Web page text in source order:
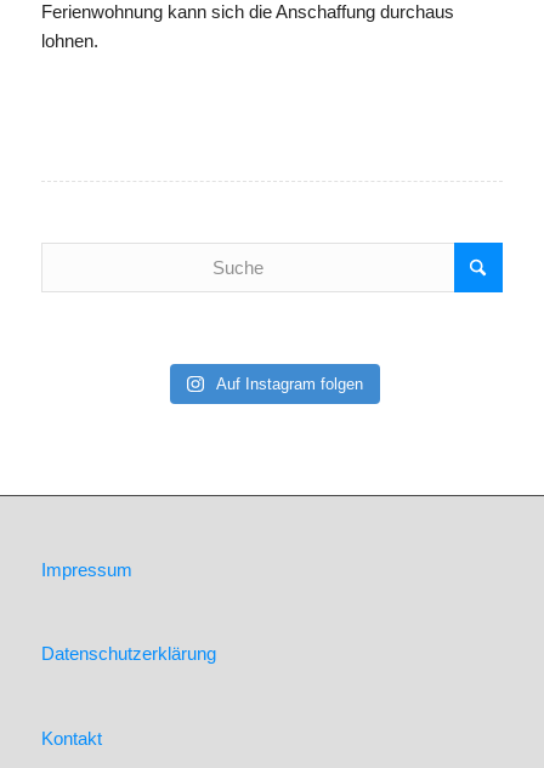
Ferienwohnung kann sich die Anschaffung durchaus
lohnen.
Auf Instagram folgen
Impressum
Datenschutzerklärung
Kontakt